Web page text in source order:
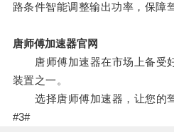
路条件智能调整输出功率，保障
唐师傅加速器官网
唐师傅加速器在市场上备受
装置之一。
选择唐师傅加速器，让您的驾
#3#